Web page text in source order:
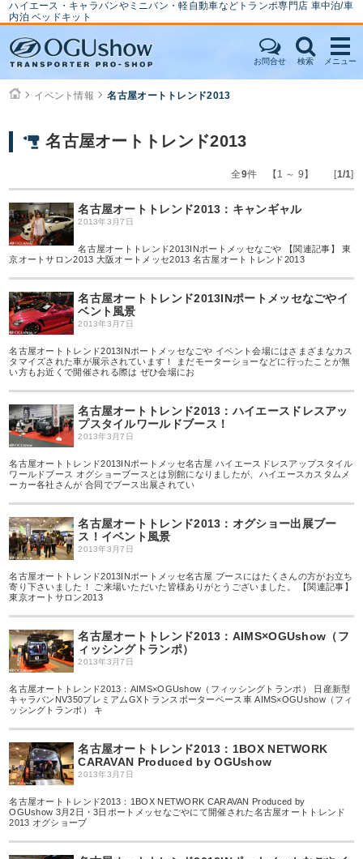
ハイエース・キャラバンやミニバン・軽自動車などトランポ専門店 車中泊/車
内泊 ベッドキット
お問合せ 検索 メニュー
イベント情報 名古屋オートトレンド2013
名古屋オートトレンド2013
全9件 【1 ～ 9】 [1/1]
名古屋オートトレンド2013：キャンギャル
2013年3月7日
名古屋オートトレンド2013INポートメッセなごや 【関連記事】 東
京オートサロン2013 大阪オートメッセ2013 名古屋オートトレンド2013
名古屋オートトレンド2013INポートメッセなごやイ
ベント風景
2013年3月7日
名古屋オートトレンド2013INポートメッセなごや イベント会場にはさまざまなカス
タマイズされた車が展示されています！ まだモーターショーなどに行ったことが無
い方もお近くで開催される際は ぜひ会場にお
名古屋オートトレンド2013：ハイエースドレスアッ
プスタイルワールドブース！
2013年3月7日
名古屋オートトレンド2013INポートメッセ名古屋 ハイエースドレスアップスタイル
ワールドブース オグショーブースとは別館になりましたが、ハイエースカスタムメ
ーカー各社さんが 合同でブース出展されてい
名古屋オートトレンド2013：オグショー出展ブー
ス！イベント風景
2013年3月7日
名古屋オートトレンド2013INポートメッセ名古屋 ブースにはたくさんの方がお立ち
寄り下さいました！ ご来場いただいた皆様ありがとうございました。 【関連記事】
東京オートサロン2013
名古屋オートトレンド2013：AIMS×OGUshow（フ
ィッシングトランポ）
2013年3月7日
名古屋オートトレンド2013：AIMS×OGUshow（フィッシングトランポ） 日産新型
キャラバンNV350プレミアムGXトランスポーターベース車 AIMS×OGUshow（フィ
ッシングトランポ） キ
名古屋オートトレンド2013：1BOX NETWORK
CARAVAN Produced by OGUshow
2013年3月7日
名古屋オートトレンド2013：1BOX NETWORK CARAVAN Produced by
OGUshow 3月2日・3日ポートメッセなごやにて開催された名古屋オートトレンド
2013 オグショーブ